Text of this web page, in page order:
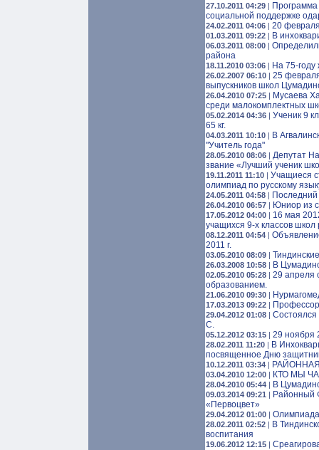
27.10.2011 04:29 | Программа
социальной поддержке
24.02.2011 04:06 | 20
01.03.2011 09:22 | В
06.03.2011 08:00 |
района
18.11.2010 03:06 | На 75-году
26.02.2007 06:10 | 25
выпускников школ
26.04.2010 07:25 | Мусаева
среди малокомплектных
05.02.2014 04:36 | Ученик 9
65 кг.
04.03.2011 10:10 | В
"Учитель года"
28.05.2010 08:06 | Депутат
звание «Лучший ученик
19.11.2011 11:10 | Учащиеся
олимпиад по русскому
24.05.2011 04:58 |
26.04.2010 06:57 | Юниор из
17.05.2012 04:00 | 16 мая
учащихся 9-х классов
08.12.2011 04:54 |
2011 г.
03.05.2010 08:09 |
26.03.2008 10:58 | В
02.05.2010 05:28 | 29 апреля
образованием.
21.06.2010 09:30 |
17.03.2013 09:22 |
29.04.2012 01:08 |
С.
05.12.2012 03:15 | 29 ноября
28.02.2011 11:20 | В
посвященное Дню
10.12.2011 03:34 |
03.04.2010 12:00 | КТО МЫ
28.04.2010 05:44 | В
09.03.2014 09:21 | Районный
«Первоцвет»
29.04.2012 01:00 | Олимпиада
28.02.2011 02:52 | В
воспитания
19.06.2012 12:15 |